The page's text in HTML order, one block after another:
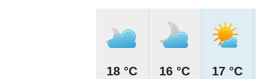
18 °C 16 °C 17 °C